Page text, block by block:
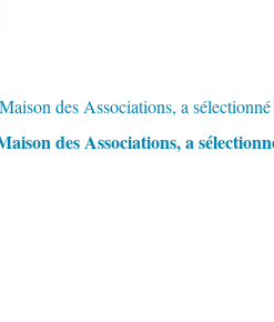
des Associations, a